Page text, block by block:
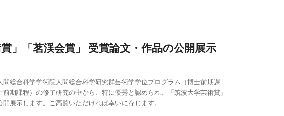
」「茗渓会賞」 受賞論文・作品の公開展示
総合科学学術院人間総合科学研究群芸術学学位プログラム（博士前期課
期課程）の修了研究の中から、特に優秀と認められ、「筑波大学芸術賞」
展示します。ご高覧いただければ幸いに存じます。